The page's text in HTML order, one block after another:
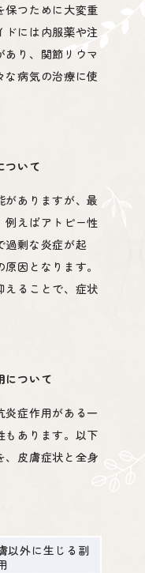
況
保つために大変重
ドには内服薬や注
り、関節リウマ
な病気の治療に使
ついて
がありますが、最
例えばアトピー性
過剰な炎症が起
因となります。
えることで、症状
について
炎症作用がある一
もあります。以下
、皮膚症状と全身
以外に生じる副